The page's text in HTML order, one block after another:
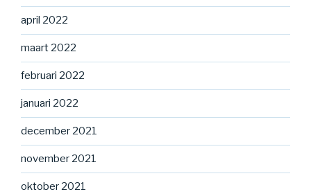
april 2022
maart 2022
februari 2022
januari 2022
december 2021
november 2021
oktober 2021